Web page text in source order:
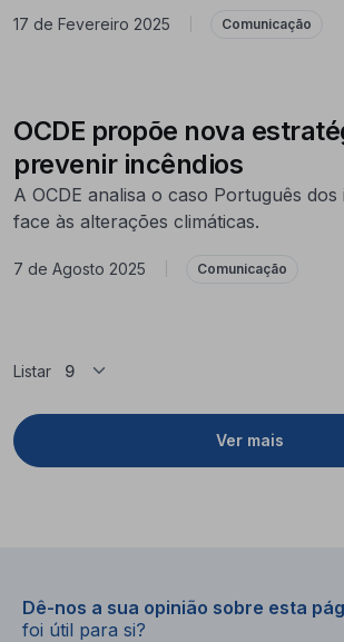
17 de Fevereiro 2025 Comunicação
OCDE propõe nova
prevenir incêndios
A OCDE analisa o caso Português
face às alterações climáticas.
7 de Agosto 2025 Comunicação
Listar
Ver mais
Dê-nos a sua opinião sobre esta
foi útil para si?